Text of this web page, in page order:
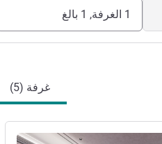
1 الغرفة, 1 بالغ
غرفة (5)